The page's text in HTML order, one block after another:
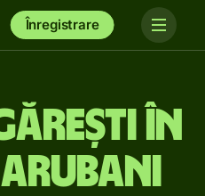
Înregistrare
în